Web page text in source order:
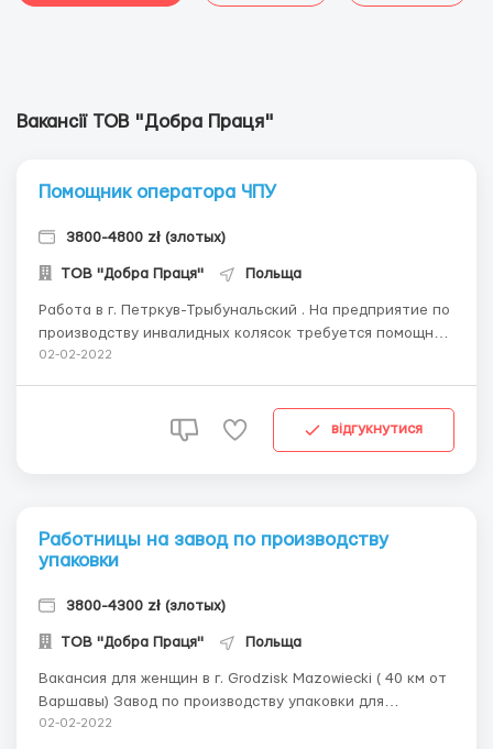
Вакансії ТОВ "Добра Праця"
Помощник оператора ЧПУ
3800-4800 zł (злотых)
ТОВ "Добра Праця" Польща
Работа в г. Петркув-Трыбунальский . На предприятие по
производству инвалидных колясок требуется помощник
оператора ЧПУ Обязанности: • Обслуживание, под
Изготовление деталей согласно прил...
02-02-2022
відгукнутися
Работницы на завод по производству
упаковки
3800-4300 zł (злотых)
ТОВ "Добра Праця" Польща
Вакансия для женщин в г. Grodzisk Mazowiecki ( 40 км от
Варшавы) Завод по производству упаковки для
косметики трудоустроит женщин возрастом от18 до 45
02-02-2022